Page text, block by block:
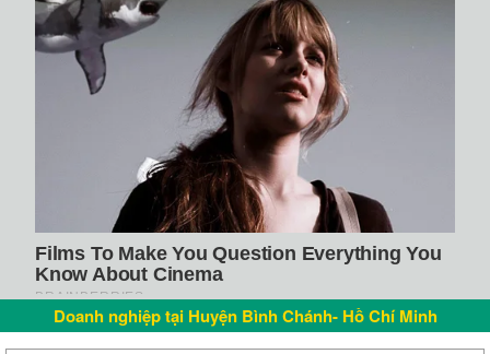
Doanh nghiệp tại Huyện Bình Chánh- Hồ Chí Minh